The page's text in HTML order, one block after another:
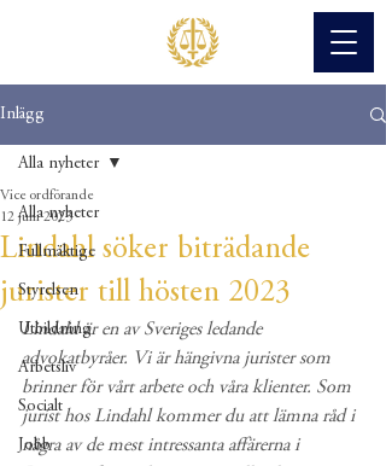
Inlägg
Alla nyheter
Fullmäktige
Styrelsen
Utbildning
Arbetsliv
Socialt
Jobb
Alla nyheter
Lindahl söker biträdande
jurister till hösten 2023
Vice ordförande
12 juni 2023
Lindahl är en av Sveriges ledande
advokatbyråer. Vi är hängivna jurister som
brinner för vårt arbete och våra klienter. Som
jurist hos Lindahl kommer du att lämna råd i
några av de mest intressanta affärerna i